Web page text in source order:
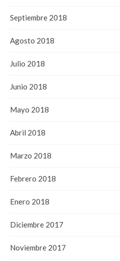
Septiembre 2018
Agosto 2018
Julio 2018
Junio 2018
Mayo 2018
Abril 2018
Marzo 2018
Febrero 2018
Enero 2018
Diciembre 2017
Noviembre 2017